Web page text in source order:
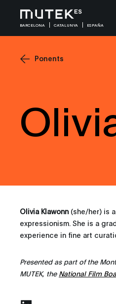
BARCELONA CATALUNYA ESPAÑA
Ponents
Olivia Klawonn (she/her) is
expressionism. She is a
experience in fine art
Presented as part of the
MUTEK, the National Film